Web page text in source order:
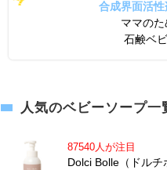
合成界面活
ママの
石鹸ベ
人気のベビーソープ一
87540人が注目
Dolci Bolle（ドル